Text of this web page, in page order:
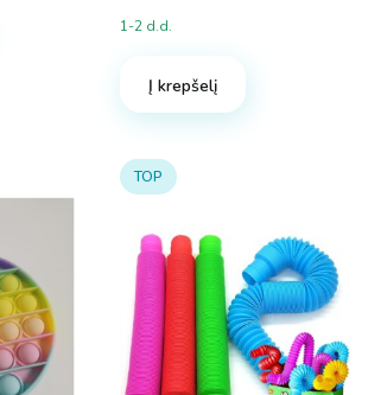
1-2 d.d.
Į krepšelį
TOP